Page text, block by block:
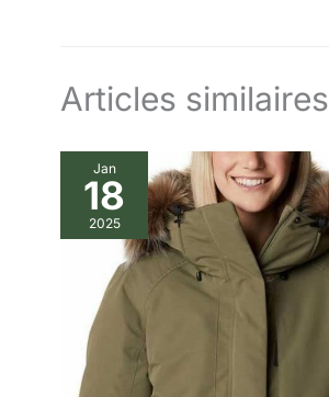
Articles similaires
Jan
18
2025